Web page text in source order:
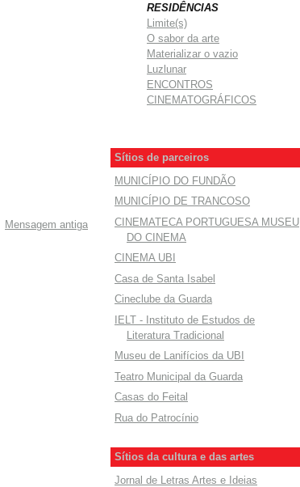
Mensagem antiga
RESIDÊNCIAS
Limite(s)
O sabor da arte
Materializar o vazio
Luzlunar
ENCONTROS
CINEMATOGRÁFICOS
Sítios de parceiros
MUNICÍPIO DO FUNDÃO
MUNICÍPIO DE TRANCOSO
CINEMATECA PORTUGUESA MUSEU
DO CINEMA
CINEMA UBI
Casa de Santa Isabel
Cineclube da Guarda
IELT - Instituto de Estudos de
Literatura Tradicional
Museu de Lanifícios da UBI
Teatro Municipal da Guarda
Casas do Feital
Rua do Patrocínio
Sítios da cultura e das artes
Jornal de Letras Artes e Ideias